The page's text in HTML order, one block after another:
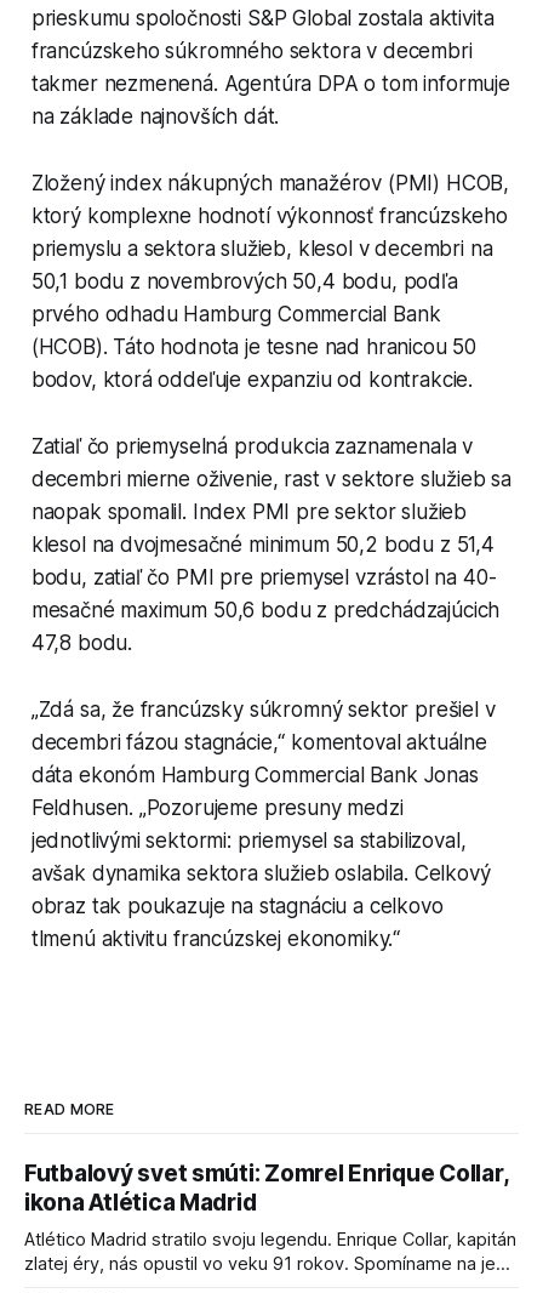
prieskumu spoločnosti S&P Global zostala aktivita
francúzskeho súkromného sektora v decembri
takmer nezmenená. Agentúra DPA o tom informuje
na základe najnovších dát.
Zložený index nákupných manažérov (PMI) HCOB,
ktorý komplexne hodnotí výkonnosť francúzskeho
priemyslu a sektora služieb, klesol v decembri na
50,1 bodu z novembrových 50,4 bodu, podľa
prvého odhadu Hamburg Commercial Bank
(HCOB). Táto hodnota je tesne nad hranicou 50
bodov, ktorá oddeľuje expanziu od kontrakcie.
Zatiaľ čo priemyselná produkcia zaznamenala v
decembri mierne oživenie, rast v sektore služieb sa
naopak spomalil. Index PMI pre sektor služieb
klesol na dvojmesačné minimum 50,2 bodu z 51,4
bodu, zatiaľ čo PMI pre priemysel vzrástol na 40-
mesačné maximum 50,6 bodu z predchádzajúcich
47,8 bodu.
„Zdá sa, že francúzsky súkromný sektor prešiel v
decembri fázou stagnácie,“ komentoval aktuálne
dáta ekonóm Hamburg Commercial Bank Jonas
Feldhusen. „Pozorujeme presuny medzi
jednotlivými sektormi: priemysel sa stabilizoval,
avšak dynamika sektora služieb oslabila. Celkový
obraz tak poukazuje na stagnáciu a celkovo
tlmenú aktivitu francúzskej ekonomiky.“
READ MORE
Futbalový svet smúti: Zomrel Enrique Collar,
ikona Atlética Madrid
Atlético Madrid stratilo svoju legendu. Enrique Collar, kapitán
zlatej éry, nás opustil vo veku 91 rokov. Spomíname na jeho